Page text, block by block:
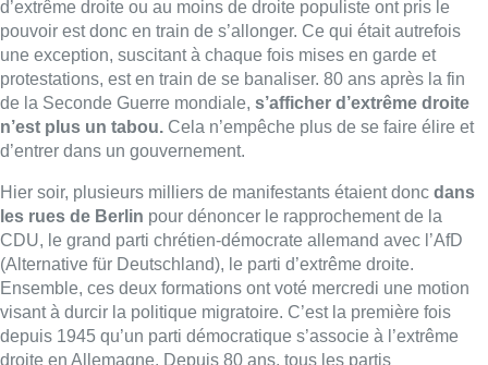
Ensemble, ces deux formations ont voté mercredi une motion
visant à durcir la politique migratoire. C’est la première fois
depuis 1945 qu’un parti démocratique s’associe à l’extrême
droite en Allemagne. Depuis 80 ans, tous les partis
traditionnels avaient toujours exclu une coopération avec
l’extrême droite, appliquant la règle du “cordon sanitaire”. Pour
les manifestants d’hier soir, le vote de mercredi est donc
“tabou brisé”
, “absolument inacceptable”. Ils étaient 6 000 à
Berlin, ce qui n’est pas tant que cela, 5 000 à Leipzig, 7 000 à
Munich. Il y a eu des rassemblements à Düsseldorf, Hanovre,
Fribourg…
Adoptée par 348 voix contre 345, la motion de mercredi
demande que l’Allemagne refoule à ses frontières tous les
étrangers qui ne seraient pas munis de documents d’entrée en